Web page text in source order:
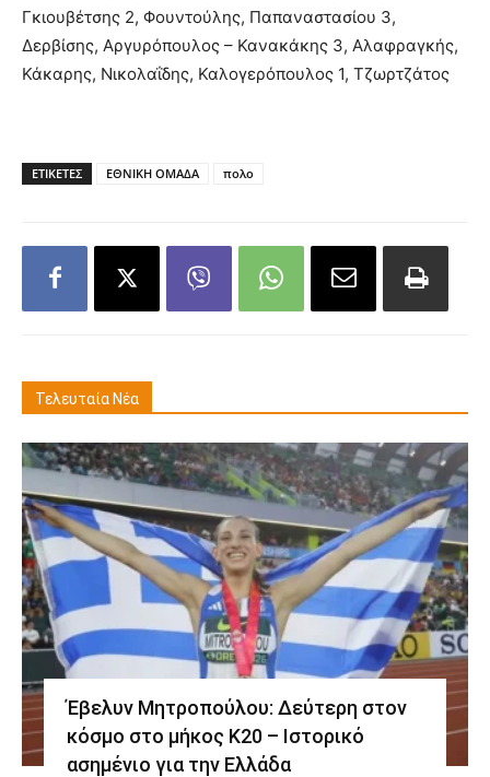
Γκιουβέτσης 2, Φουντούλης, Παπαναστασίου 3,
Δερβίσης, Αργυρόπουλος – Κανακάκης 3, Αλαφραγκής,
Κάκαρης, Νικολαΐδης, Καλογερόπουλος 1, Τζωρτζάτος
ΕΤΙΚΕΤΕΣ ΕΘΝΙΚΗ ΟΜΑΔΑ πολο
Τελευταία Νέα
Έβελυν Μητροπούλου: Δεύτερη στον
κόσμο στο μήκος Κ20 – Ιστορικό
ασημένιο για την Ελλάδα